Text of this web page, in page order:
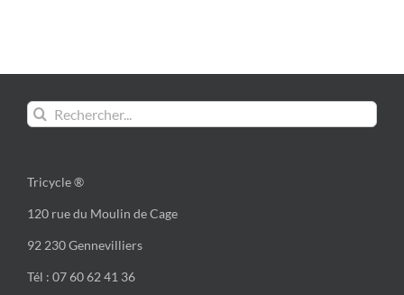
Rechercher:
Tricycle ®
120 rue du Moulin de Cage
92 230 Gennevilliers
Tél : 07 60 62 41 36